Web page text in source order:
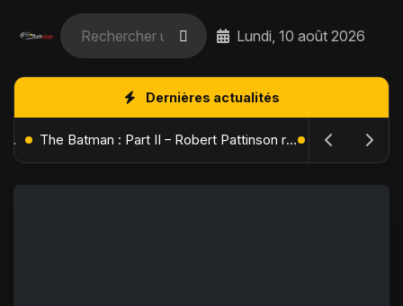
Lundi, 10 août 2026
Dernières actualités
L'Âge de Glace : Le Réveil du Volcan – Manny, Sid et Diego de retour pour une aventure explosive The Batman : Part II – Robert Pattinson replonge dans les ténèbres de Gotham dès octobre 2027